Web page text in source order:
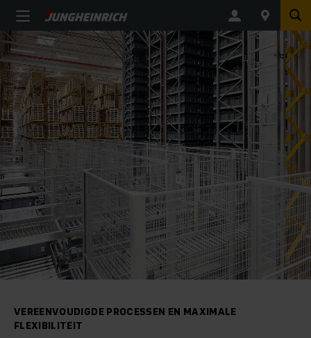
VEREENVOUDIGDE PROCESSEN EN MAXIMALE
FLEXIBILITEIT